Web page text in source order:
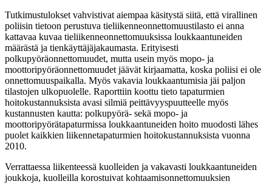
Tutkimustulokset vahvistivat aiempaa käsitystä siitä, että virallinen
poliisin tietoon perustuva tieliikenneonnettomuustilasto ei anna
kattavaa kuvaa tieliikenneonnettomuuksissa loukkaantuneiden
määrästä ja tienkäyttäjäjakaumasta. Erityisesti
polkupyöräonnettomuudet, mutta usein myös mopo- ja
moottoripyöräonnettomuudet jäävät kirjaamatta, koska poliisi ei ole
onnettomuuspaikalla. Myös vakavia loukkaantumisia jäi paljon
tilastojen ulkopuolelle. Raporttiin koottu tieto tapaturmien
hoitokustannuksista avasi silmiä peittävyyspuutteelle myös
kustannusten kautta: polkupyörä- sekä mopo- ja
moottoripyörätapaturmissa loukkaantuneiden hoito muodosti lähes
puolet kaikkien liikennetapaturmien hoitokustannuksista vuonna
2010.
Verrattaessa liikenteessä kuolleiden ja vakavasti loukkaantuneiden
joukkoja, kuolleilla korostuivat kohtaamisonnettomuuksien